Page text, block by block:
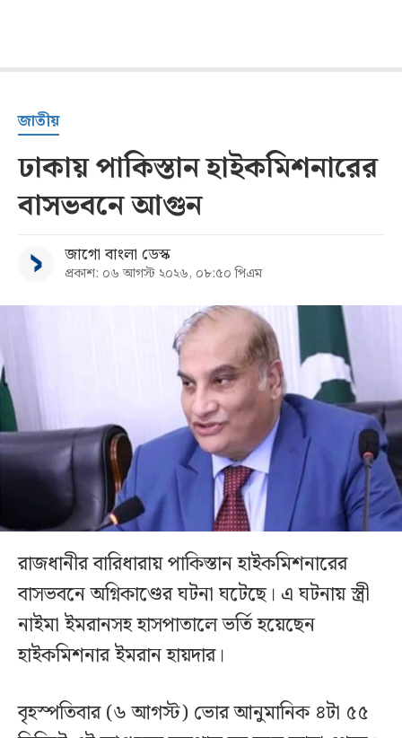
জাতীয়
ঢাকায় পাকিস্তান হাইকমিশনারের
বাসভবনে আগুন
জাগো বাংলা ডেস্ক
প্রকাশ: ০৬ আগস্ট ২০২৬, ০৮:৫০ পিএম
রাজধানীর বারিধারায় পাকিস্তান হাইকমিশনারের
বাসভবনে অগ্নিকাণ্ডের ঘটনা ঘটেছে। এ ঘটনায় স্ত্রী
নাইমা ইমরানসহ হাসপাতালে ভর্তি হয়েছেন
হাইকমিশনার ইমরান হায়দার।
বৃহস্পতিবার (৬ আগস্ট) ভোর আনুমানিক ৪টা ৫৫